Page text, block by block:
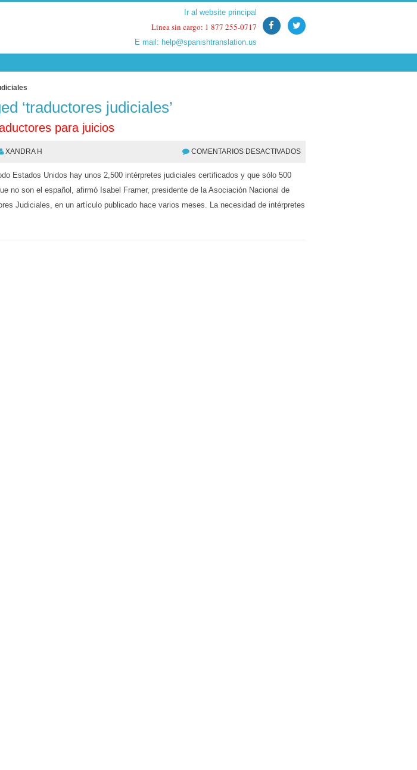
Ir al website principal
Linea sin cargo: 1 877 255-0717
E mail: help@spanishtranslation.us
Ir al website principal
Linea sin cargo: 1 877 255-0717
E mail: help@spanishtranslation.us
‘traductores judiciales’
para juicios
XANDRA H COMENTARIOS DESACTIVADOS
Estados Unidos hay unos 2,500 intérpretes judiciales certificados y que sólo 500
no son el español, afirmó Isabel Framer, presidente de la Asociación Nacional de
Judiciales, en un artículo publicado hace varios meses. La necesidad de intérpretes